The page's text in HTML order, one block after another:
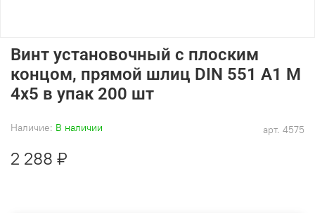
арт. 4575
Наличие: В наличии
Винт установочный с плоским
концом, прямой шлиц DIN 551 А1 M
4х5 в упак 200 шт
2 288 ₽